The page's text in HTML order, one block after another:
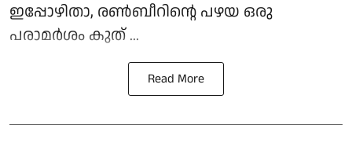
ഇപ്പോഴിതാ, രൺബീറിന്റെ പഴയ ഒരു
പരാമർശം കുത് ...
Read More